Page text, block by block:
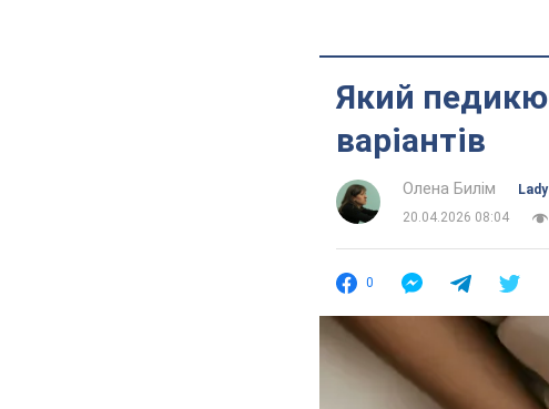
Який
варіантів
Олена Билім
20.04.2026 08:04
0